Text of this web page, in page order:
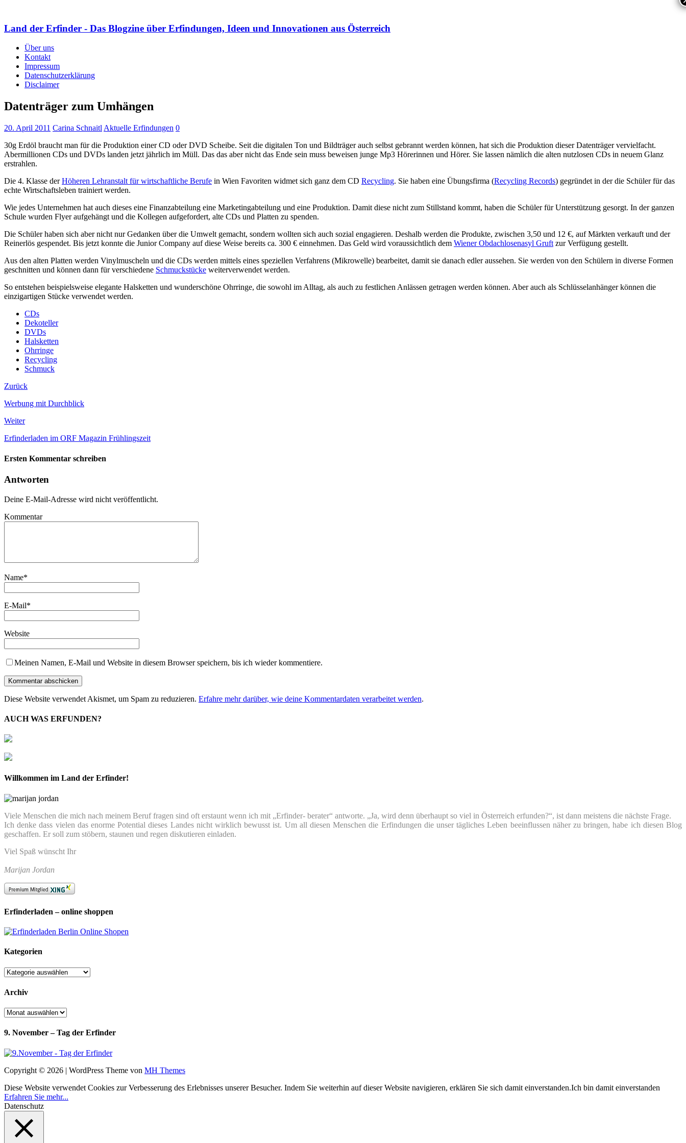
Land der Erfinder - Das Blogzine über Erfindungen, Ideen und Innovationen aus Österreich
Über uns
Kontakt
Impressum
Datenschutzerklärung
Disclaimer
Datenträger zum Umhängen
20. April 2011 Carina Schnaitl Aktuelle Erfindungen 0
30g Erdöl braucht man für die Produktion einer CD oder DVD Scheibe. Seit die digitalen Ton und Bildträger auch selbst gebrannt werden können, hat sich die Produktion dieser Datenträger vervielfacht.
Abermillionen CDs und DVDs landen jetzt jährlich im Müll. Das das aber nicht das Ende sein muss beweisen junge Mp3 Hörerinnen und Hörer. Sie lassen nämlich die alten nutzlosen CDs in neuem Glanz
erstrahlen.
Die 4. Klasse derHöheren Lehranstalt für wirtschaftliche Berufe in Wien Favoriten widmet sich ganz dem CD Recycling. Sie haben eine Übungsfirma (Recycling Records) gegründet in der die Schüler für das
echte Wirtschaftsleben trainiert werden.
Wie jedes Unternehmen hat auch dieses eine Finanzabteilung eine Marketingabteilung und eine Produktion. Damit diese nicht zum Stillstand kommt, haben die Schüler für Unterstützung gesorgt. In der ganzen
Schule wurden Flyer aufgehängt und die Kollegen aufgefordert, alte CDs und Platten zu spenden.
Die Schüler haben sich aber nicht nur Gedanken über die Umwelt gemacht, sondern wollten sich auch sozial engagieren. Deshalb werden die Produkte, zwischen 3,50 und 12 €, auf Märkten verkauft und der
Reinerlös gespendet. Bis jetzt konnte die Junior Company auf diese Weise bereits ca. 300 € einnehmen. Das Geld wird voraussichtlich dem Wiener Obdachlosenasyl Gruft zur Verfügung gestellt.
Aus den alten Platten werden Vinylmuscheln und die CDs werden mittels eines speziellen Verfahrens (Mikrowelle) bearbeitet, damit sie danach edler aussehen. Sie werden von den Schülern in diverse Formen
geschnitten und können dann für verschiedene Schmuckstücke weiterverwendet werden.
So entstehen beispielsweise elegante Halsketten und wunderschöne Ohrringe, die sowohl im Alltag, als auch zu festlichen Anlässen getragen werden können. Aber auch als Schlüsselanhänger können die
einzigartigen Stücke verwendet werden.
CDs
Dekoteller
DVDs
Halsketten
Ohrringe
Recycling
Schmuck
Zurück
Werbung mit Durchblick
Weiter
Erfinderladen im ORF Magazin Frühlingszeit
Ersten Kommentar schreiben
Antworten
Deine E-Mail-Adresse wird nicht veröffentlicht.
Kommentar
Name*
E-Mail*
Website
Meinen Namen, E-Mail und Website in diesem Browser speichern, bis ich wieder kommentiere.
Diese Website verwendet Akismet, um Spam zu reduzieren. Erfahre mehr darüber, wie deine Kommentardaten verarbeitet werden.
AUCH WAS ERFUNDEN?
Willkommen im Land der Erfinder!
Viele Menschen die mich nach meinem Beruf fragen sind oft erstaunt wenn ich mit „Erfinder- berater“ antworte. „Ja, wird denn überhaupt so viel in Österreich erfunden?“, ist dann meistens die nächste Frage.
Ich denke dass vielen das enorme Potential dieses Landes nicht wirklich bewusst ist. Um all diesen Menschen die Erfindungen die unser tägliches Leben beeinflussen näher zu bringen, habe ich diesen Blog
geschaffen. Er soll zum stöbern, staunen und regen diskutieren einladen.
Viel Spaß wünscht Ihr
Marijan Jordan
Erfinderladen – online shoppen
Kategorien
Kategorien
Archiv
Archiv
9. November – Tag der Erfinder
Copyright © 2026 | WordPress Theme von MH Themes
Diese Website verwendet Cookies zur Verbesserung des Erlebnisses unserer Besucher. Indem Sie weiterhin auf dieser Website navigieren, erklären Sie sich damit einverstanden.Ich bin damit einverstanden
Erfahren Sie mehr...
Datenschutz